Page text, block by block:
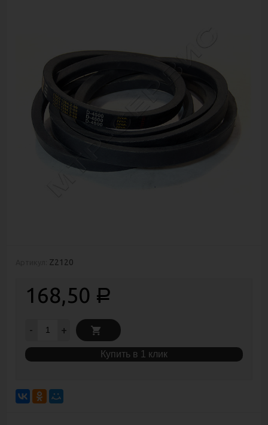
Z2120
168,50 Р
- +
Купить в 1 клик